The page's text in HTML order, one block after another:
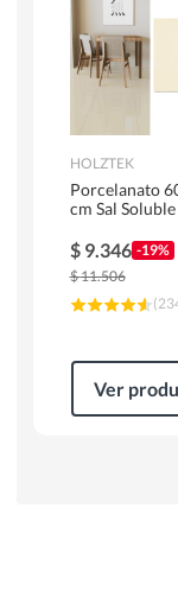
Pinturas
HOLZTEK
Porcelanato
cm Sal
$ 9.346 -19%
$11.506
(
Ver